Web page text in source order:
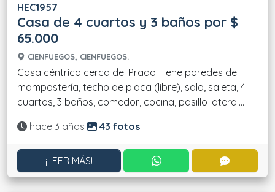
HEC1957
Casa de 4 cuartos y 3 baños por $
65.000
CIENFUEGOS, CIENFUEGOS.
Casa céntrica cerca del Prado Tiene paredes de
mampostería, techo de placa (libre), sala, saleta, 4
cuartos, 3 baños, comedor, cocina, pasillo latera....
Actualizado:
hace 3 años 43 fotos
¡LEER MÁS! CONTACTAR POR